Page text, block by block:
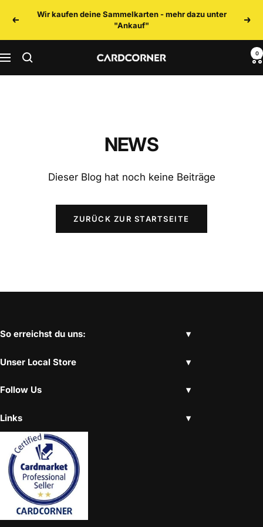
zumZurück
Wir kaufen deine Sammelkarten - mehr dazu unter
"Ankauf"
Navigation CARDCORNER 0
NEWS
Dieser Blog hat noch keine Beiträge
ZURÜCK ZUR STARTSEITE
So erreichst du uns:
Unser Local Store
Follow Us
Links